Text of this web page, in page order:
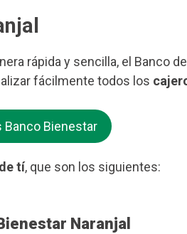
rápida y sencilla, el Banco
fácilmente todos los
Banco Bienestar
tí, que son los siguientes:
Naranjal